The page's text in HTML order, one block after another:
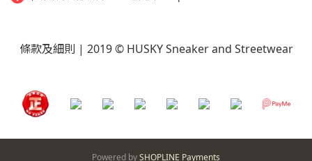
條款及細則 | 2019 © HUSKY Sneaker and Streetwear
Powered bySHOPLINE Payments